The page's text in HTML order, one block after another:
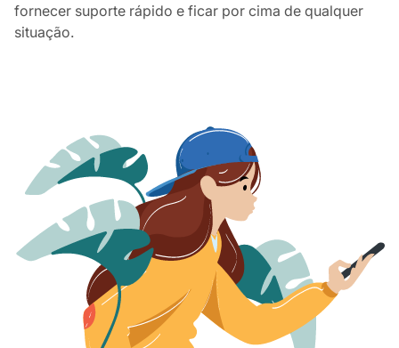
fornecer suporte rápido e ficar por cima de qualquer
situação.